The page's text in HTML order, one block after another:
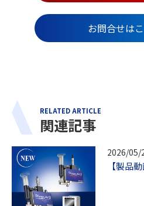
お問合せは
RELATED ARTICLE
関連記事
2026/05/
【製品